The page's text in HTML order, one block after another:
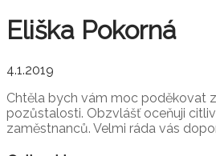
Eliška Pokorná
4.1.2019
Chtěla bych vám moc poděkovat
pozůstalosti. Obzvlášť oceňuji
zaměstnanců. Velmi ráda vás